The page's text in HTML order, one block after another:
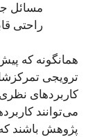
مسائل
راحتی
همانگونه که
ترویجی
کاربردهای
می‌توانند
پژوهش باشند